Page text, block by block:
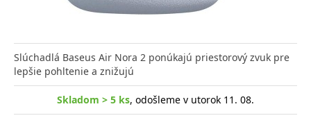
Slúchadlá Baseus Air Nora 2 ponúkajú priestorový zvuk pre
lepšie pohltenie a znižujú
Skladom > 5 ks, odošleme v utorok 11. 08.